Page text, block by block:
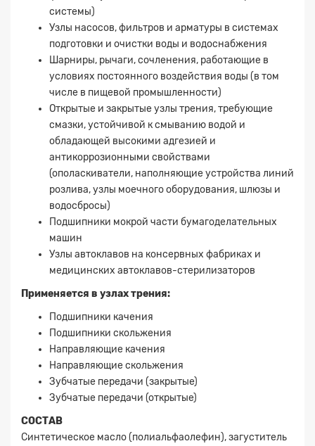
системы)
Узлы насосов, фильтров и арматуры в системах
подготовки и очистки воды и водоснабжения
Шарниры, рычаги, сочленения, работающие в
условиях постоянного воздействия воды (в том
числе в пищевой промышленности)
Открытые и закрытые узлы трения, требующие
смазки, устойчивой к смыванию водой и
обладающей высокими адгезией и
антикоррозионными свойствами
(ополаскиватели, наполняющие устройства линий
розлива, узлы моечного оборудования, шлюзы и
водосбросы)
Подшипники мокрой части бумагоделательных
машин
Узлы автоклавов на консервных фабриках и
медицинских автоклавов-стерилизаторов
Применяется в узлах трения:
Подшипники качения
Подшипники скольжения
Направляющие качения
Направляющие скольжения
Зубчатые передачи (закрытые)
Зубчатые передачи (открытые)
СОСТАВ
Синтетическое масло (полиальфаолефин), загуститель
Заявка на расчет